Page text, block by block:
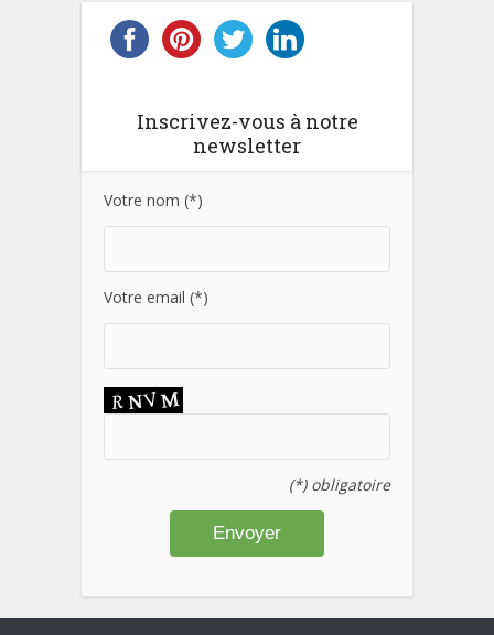
Inscrivez-vous à notre
newsletter
Votre nom (*)
Votre email (*)
(*) obligatoire